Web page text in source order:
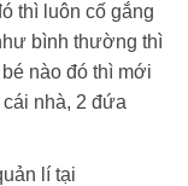
thì luôn cố gắng
bình thường thì
nào đó thì mới
nhà, 2 đứa
lí tại